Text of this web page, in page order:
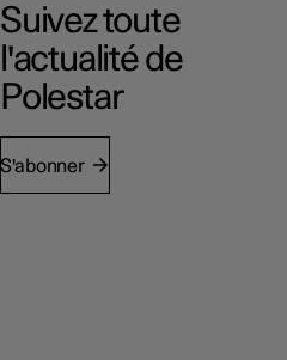
Suivez toute
l'actualité de
Polestar
S'abonner